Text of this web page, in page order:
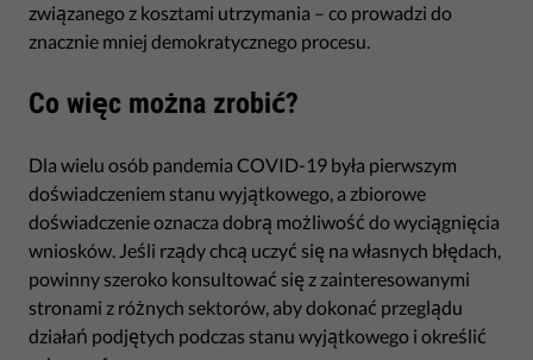
związanego z kosztami utrzymania – co prowadzi do
znacznie mniej demokratycznego procesu.
Co więc można zrobić?
Dla wielu osób pandemia COVID-19 była pierwszym
doświadczeniem stanu wyjątkowego, a zbiorowe
doświadczenie oznacza dobrą możliwość do wyciągnięcia
wniosków. Jeśli rządy chcą uczyć się na własnych błędach,
powinny szeroko konsultować się z zainteresowanymi
stronami z różnych sektorów, aby dokonać przeglądu
działań podjętych podczas stanu wyjątkowego i określić